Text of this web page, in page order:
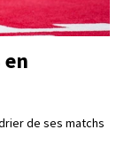
en
de ses matchs